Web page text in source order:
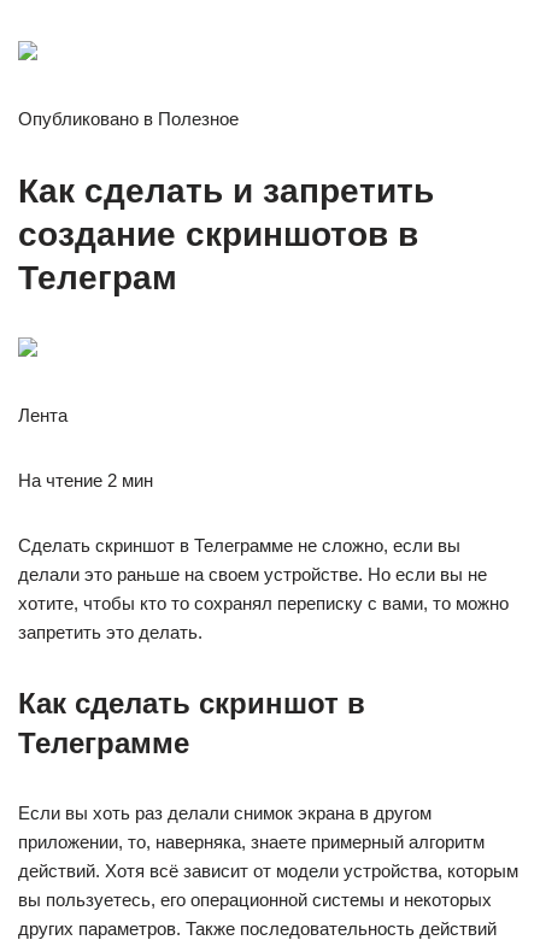
Опубликовано в Полезное
Как сделать и запретить
создание скриншотов в
Телеграм
Лента
На чтение 2 мин
Сделать скриншот в Телеграмме не сложно, если вы
делали это раньше на своем устройстве. Но если вы не
хотите, чтобы кто то сохранял переписку с вами, то можно
запретить это делать.
Как сделать скриншот в
Телеграмме
Если вы хоть раз делали снимок экрана в другом
приложении, то, наверняка, знаете примерный алгоритм
действий. Хотя всё зависит от модели устройства, которым
вы пользуетесь, его операционной системы и некоторых
других параметров. Также последовательность действий